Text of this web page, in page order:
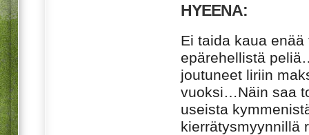
HYEENA:
Ei taida kaua
epärehellistä
joutuneet liriin
vuoksi…Näin saa
useista
kierrätysmyynnillä